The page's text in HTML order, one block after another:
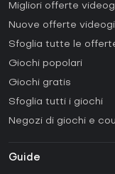
Migliori offerte
Nuove offerte
Sfoglia tutte le
Giochi popolari
Giochi gratis
Sfoglia tutti i giochi
Negozi di giochi e
Guide